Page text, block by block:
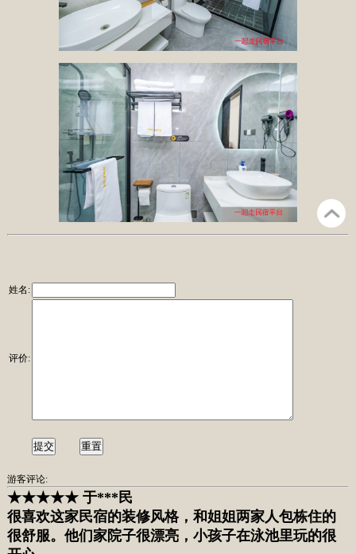
姓名:
评价:
游客评论:
★★★★★ 于***民
很喜欢这家民宿的装修风格，和姐姐两家人包栋住的
很舒服。他们家院子很漂亮， 小孩子在泳池里玩的很